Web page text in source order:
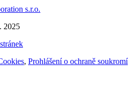
s.r.o.
2025
, Prohlášení o ochraně soukromí